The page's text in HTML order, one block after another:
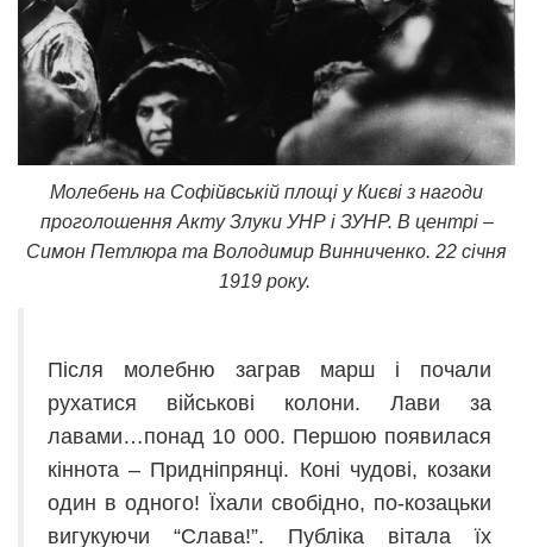
Молебень на Софійвській площі у Києві з нагоди
проголошення Акту Злуки УНР і ЗУНР. В центрі –
Симон Петлюра та Володимир Винниченко. 22 січня
1919 року.
Після молебню заграв марш і почали
рухатися військові колони. Лави за
лавами…понад 10 000. Першою появилася
кіннота – Придніпрянці. Коні чудові, козаки
один в одного! Їхали свобідно, по-козацьки
вигукуючи “Слава!”. Публіка вітала їх